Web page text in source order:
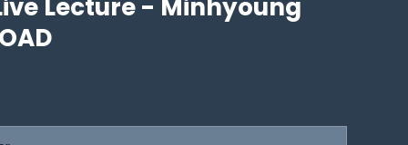
Lecture - Minhyoung